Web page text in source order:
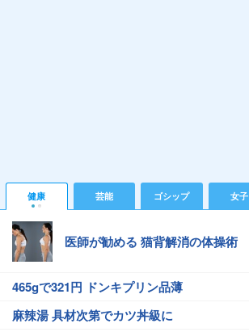
健康 芸能 ゴシップ 女子
医師が勧める 猫背解消の体操術
465gで321円 ドンキプリン品薄
麻辣湯 具材次第でカツ丼級に